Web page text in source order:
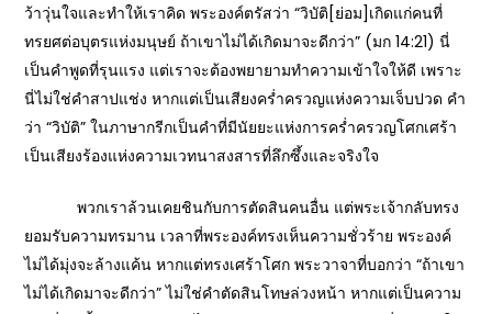
ว้าวุ่นใจและทำให้เราคิด พระองค์ตรัสว่า “วิบัติ[ย่อม]เกิดแก่คนที่
ทรยศต่อบุตรแห่งมนุษย์ ถ้าเขาไม่ได้เกิดมาจะดีกว่า” (มก 14:21) นี่
เป็นคำพูดที่รุนแรง แต่เราจะต้องพยายามทำความเข้าใจให้ดี เพราะ
นี่ไม่ใช่คำสาปแช่ง หากแต่เป็นเสียงคร่ำครวญแห่งความเจ็บปวด คำ
ว่า “วิบัติ” ในภาษากรีกเป็นคำที่มีนัยยะแห่งการคร่ำครวญโศกเศร้า
เป็นเสียงร้องแห่งความเวทนาสงสารที่ลึกซึ้งและจริงใจ
พวกเราล้วนเคยชินกับการตัดสินคนอื่น แต่พระเจ้ากลับทรง
ยอมรับความทรมาน เวลาที่พระองค์ทรงเห็นความชั่วร้าย พระองค์
ไม่ได้มุ่งจะล้างแค้น หากแต่ทรงเศร้าโศก พระวาจาที่บอกว่า “ถ้าเขา
ไม่ได้เกิดมาจะดีกว่า” ไม่ใช่คำตัดสินโทษล่วงหน้า หากแต่เป็นความ